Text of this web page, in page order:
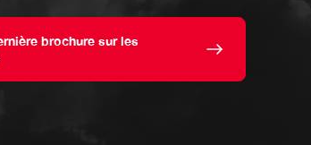
brochure sur les